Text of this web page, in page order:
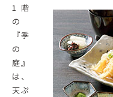
1階
の
『季
の
庭』
は、
天ぷ